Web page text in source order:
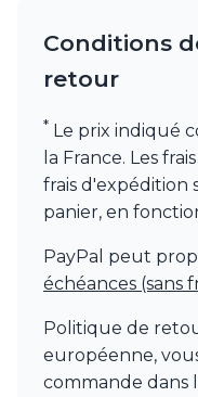
Conditions
retour
* Le prix indiqué
la France. Les
frais d'expédition
panier, en
PayPal peut
échéances (sans
Politique de
européenne,
commande dans